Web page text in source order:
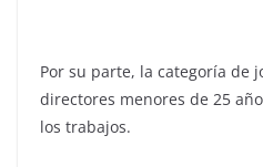
Por su parte, la categoría de
directores menores de 25
los trabajos.